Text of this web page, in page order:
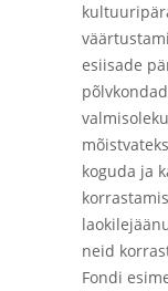
esiisade
koguda ja
neid
Fondi